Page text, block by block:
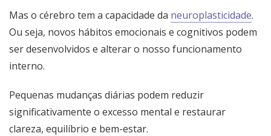
Mas o cérebro tem a capacidade da neuroplasticidade.
Ou seja, novos hábitos emocionais e cognitivos podem
ser desenvolvidos e alterar o nosso funcionamento
interno.
Pequenas mudanças diárias podem reduzir
significativamente o excesso mental e restaurar
clareza, equilíbrio e bem-estar.